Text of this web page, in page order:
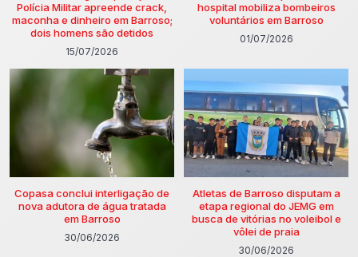
Polícia Militar apreende crack,
maconha e dinheiro em Barroso;
dois homens são detidos
15/07/2026
hospital mobiliza bombeiros
voluntários em Barroso
01/07/2026
Copasa conclui interligação de
nova adutora de água tratada
em Barroso
30/06/2026
Atletas de Barroso disputam a
etapa regional do JEMG em
busca de vitórias no voleibol e
vôlei de praia
30/06/2026